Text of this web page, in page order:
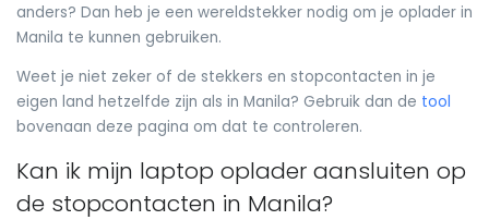
anders? Dan heb je een wereldstekker nodig om je oplader in
Manila te kunnen gebruiken.
Weet je niet zeker of de stekkers en stopcontacten in je
eigen land hetzelfde zijn als in Manila? Gebruik dan de tool
bovenaan deze pagina om dat te controleren.
Kan ik mijn laptop oplader aansluiten op
de stopcontacten in Manila?